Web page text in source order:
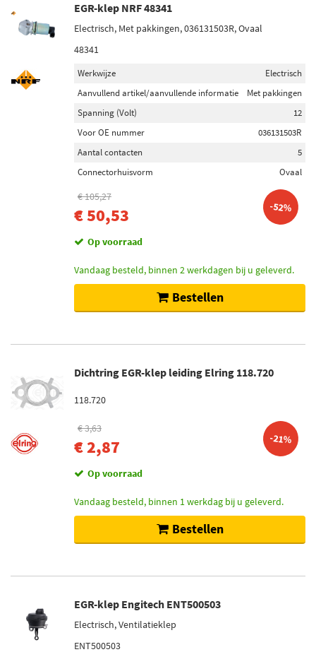
EGR-klep NRF 48341
Electrisch, Met pakkingen, 036131503R, Ovaal
48341
Werkwijze
Electrisch
Aanvullend artikel/aanvullende informatie
Met pakkingen
Spanning (Volt)
12
Voor OE nummer
036131503R
Aantal contacten
5
Connectorhuisvorm
Ovaal
€ 105,27
€ 50,53 -52%
Op voorraad
Vandaag besteld, binnen 2 werkdagen bij u geleverd.
Bestellen
Dichtring EGR-klep leiding Elring 118.720
118.720
€ 3,63
€ 2,87 -21%
Op voorraad
Vandaag besteld, binnen 1 werkdag bij u geleverd.
Bestellen
EGR-klep Engitech ENT500503
Electrisch, Ventilatieklep
ENT500503